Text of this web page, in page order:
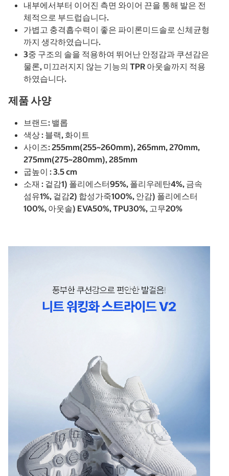
내부에서부터 이어진 측면 와이어 끈을 통해 발은 전
체적으로 부드럽습니다.
가볍고 충격흡수력이 좋은 파이론미드솔로 신체균형
까지 생각하였습니다.
3중 구조의 솔을 적용하여 뛰어난 안정감과 쿠션감은
물론, 미끄러지지 않는 기능의 TPR 아웃솔까지 적용
하였습니다.
제품 사양
브랜드: 밸롭
색상 : 블랙, 화이트
사이즈: 255mm(255~260mm), 265mm, 270mm,
275mm(275~280mm), 285mm
굽높이 : 3.5 cm
소재 : 겉감1) 폴리에스터95%, 폴리우레탄4%, 금속
섬유1%, 겉감2) 합성가죽100%, 안감) 폴리에스터
100%, 아웃솔) EVA50%, TPU30%, 고무20%